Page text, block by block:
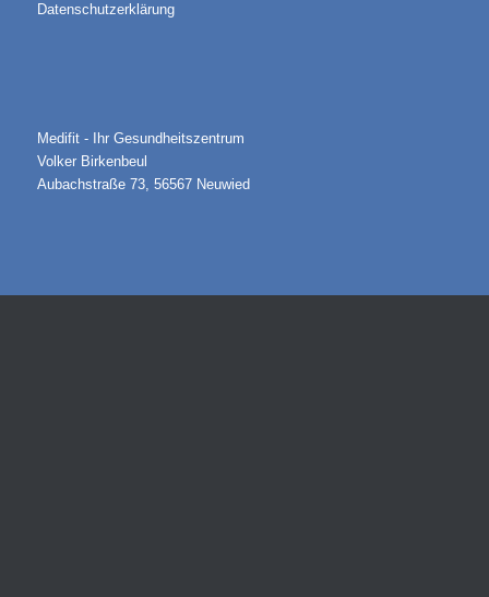
Datenschutzerklärung
Medifit - Ihr Gesundheitszentrum
Volker Birkenbeul
Aubachstraße 73, 56567 Neuwied